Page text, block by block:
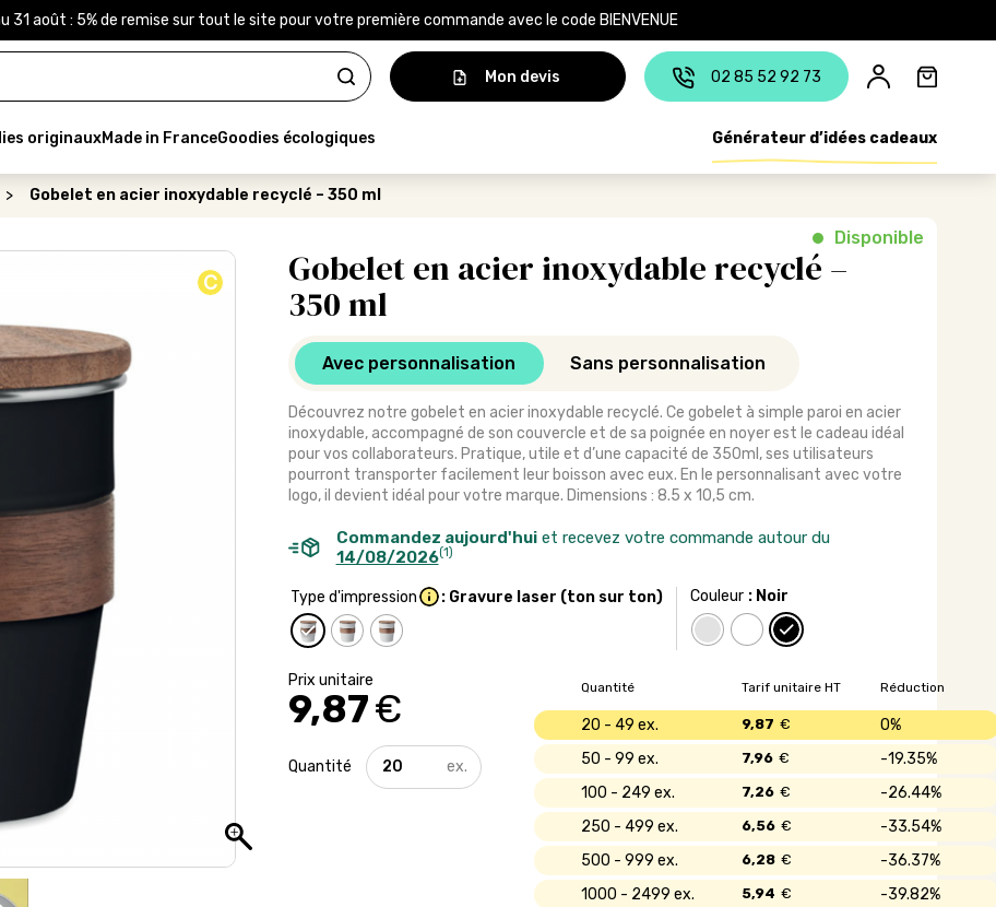
31 août : 5% de remise sur tout le site pour votre première commande avec le code BIENVENUE
Mon devis
02 85 52 92 73
originauxMade in FranceGoodies écologiques Générateur d’idées cadeaux
> Gobelet en acier inoxydable recyclé – 350 ml
C
Gobelet en acier inoxydable recyclé –
350 ml
Disponible
Avec personnalisation Sans personnalisation
Découvrez notre gobelet en acier inoxydable recyclé. Ce gobelet à simple paroi en acier
inoxydable, accompagné de son couvercle et de sa poignée en noyer est le cadeau idéal
pour vos collaborateurs. Pratique, utile et d’une capacité de 350ml, ses utilisateurs
pourront transporter facilement leur boisson avec eux. En le personnalisant avec votre
logo, il devient idéal pour votre marque. Dimensions : 8.5 x 10,5 cm.
Commandez aujourd'huiet recevez votre commande autour du
14/08/2026(1)
Type d'impression : Gravure laser (ton sur ton) Couleur : Noir
9,87€
quantité
de
Quantité Réduction
Tarif unitaire HT
20 - 49 0%
9,87 €
50 - 99 19.35%
7,96 €
100 - 249 26.44%
7,26 €
250 - 499 33.54%
6,56 €
500 - 999 36.37%
6,28 €
1000 - 2499 39.82%
5,94 €